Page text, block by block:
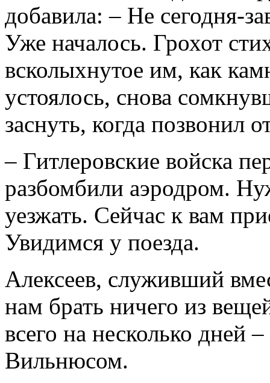
добавила: – Не сегодня-
Уже началось. Грохот
всколыхнутое им, как
устоялось, снова
заснуть, когда позвонил
– Гитлеровские войска
разбомбили аэродром.
уезжать. Сейчас к вам
Увидимся у поезда.
Алексеев, служивший
нам брать ничего из
всего на несколько дней
Вильнюсом.